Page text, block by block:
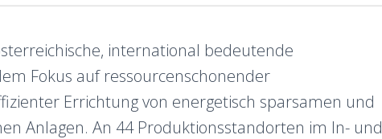
international bedeutende
Fokus auf ressourcenschonender
Errichtung von energetisch sparsamen und
Anlagen. An 44 Produktionsstandorten im In- und